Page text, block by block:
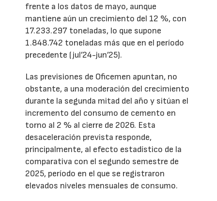
frente a los datos de mayo, aunque
mantiene aún un crecimiento del 12 %, con
17.233.297 toneladas, lo que supone
1.848.742 toneladas más que en el período
precedente (jul’24-jun’25).
Las previsiones de Oficemen apuntan, no
obstante, a una moderación del crecimiento
durante la segunda mitad del año y sitúan el
incremento del consumo de cemento en
torno al 2 % al cierre de 2026. Esta
desaceleración prevista responde,
principalmente, al efecto estadístico de la
comparativa con el segundo semestre de
2025, período en el que se registraron
elevados niveles mensuales de consumo.